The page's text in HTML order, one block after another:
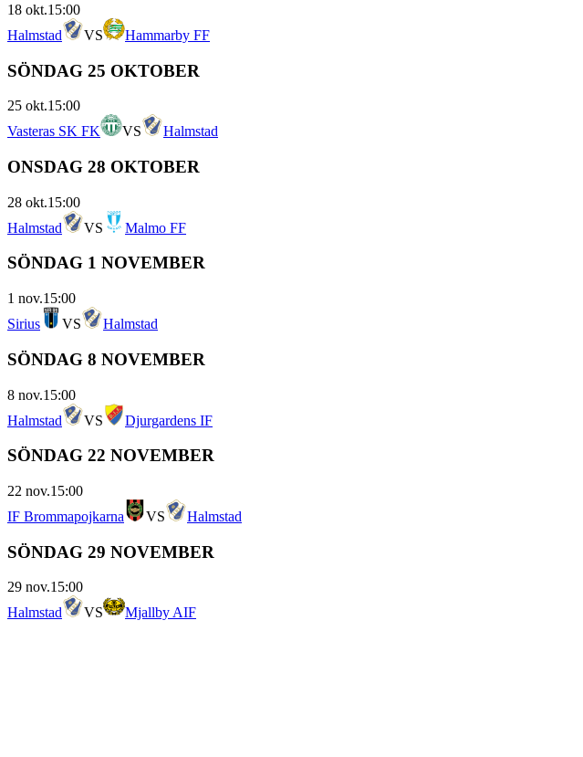
18 okt.15:00
Halmstad
VS Hammarby FF
SÖNDAG 25 OKTOBER
25 okt.15:00
Vasteras SK FK
VS Halmstad
ONSDAG 28 OKTOBER
28 okt.15:00
Halmstad
VS Malmo FF
SÖNDAG 1 NOVEMBER
1 nov.15:00
Sirius
VS Halmstad
SÖNDAG 8 NOVEMBER
8 nov.15:00
Halmstad
VS Djurgardens IF
SÖNDAG 22 NOVEMBER
22 nov.15:00
IF Brommapojkarna
VS Halmstad
SÖNDAG 29 NOVEMBER
29 nov.15:00
Halmstad
VS Mjallby AIF